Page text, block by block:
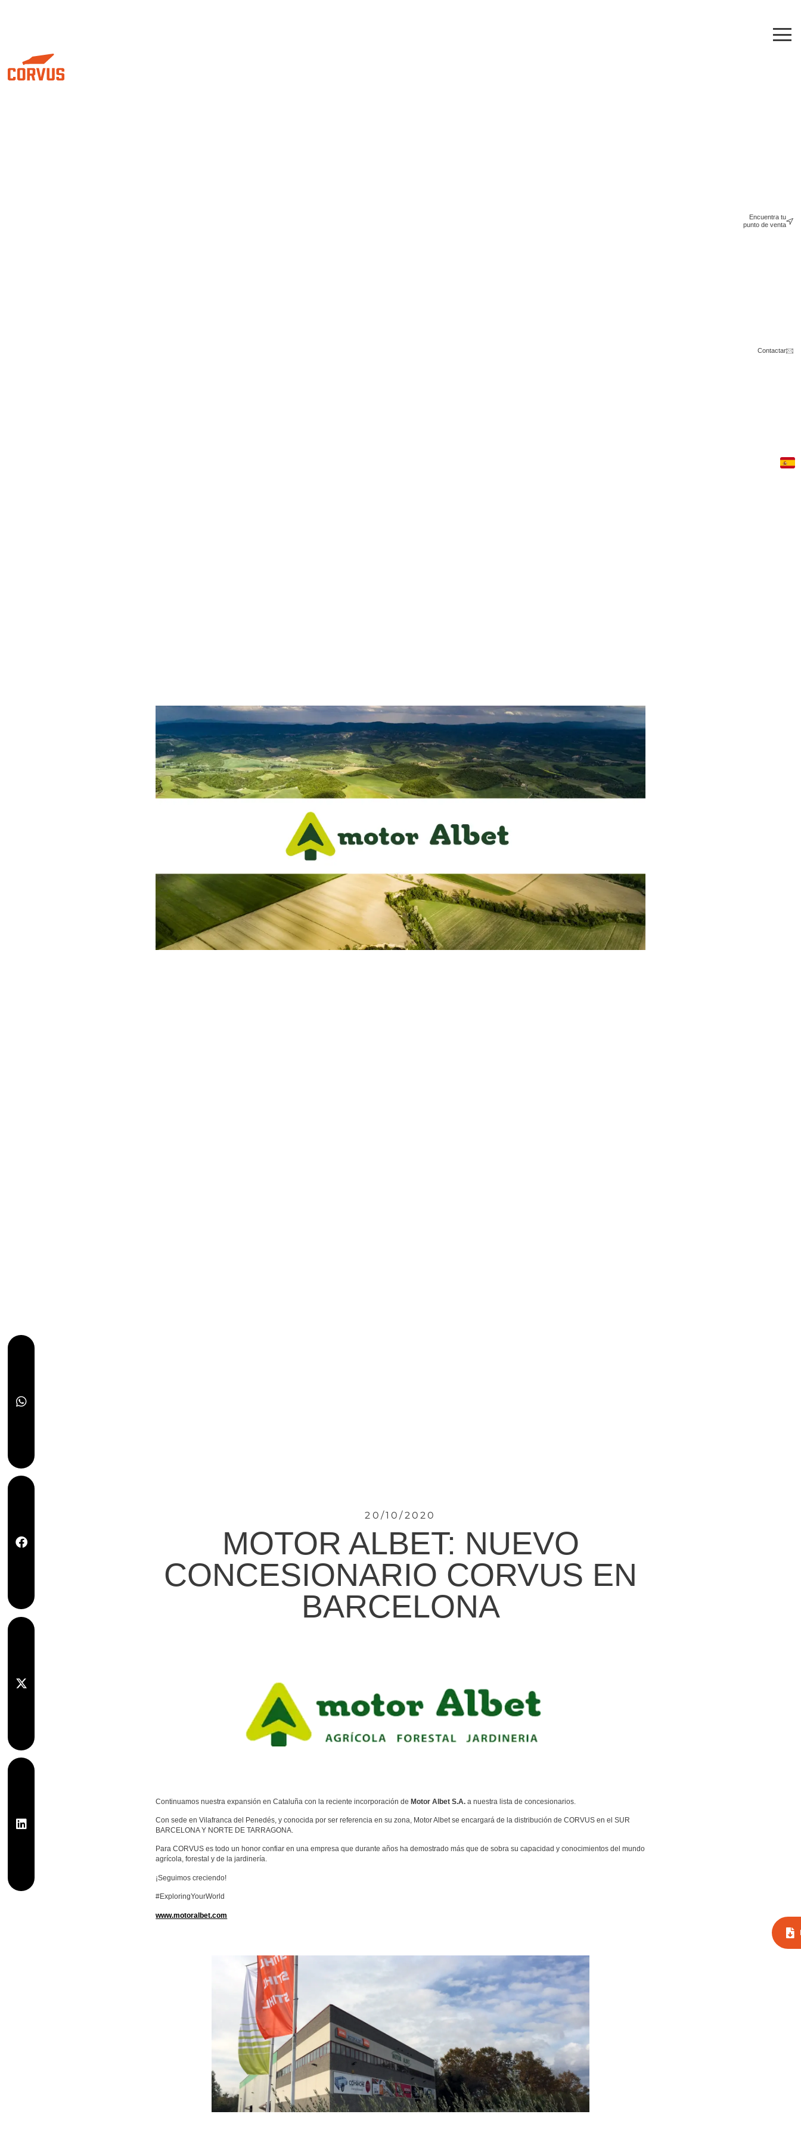
Encuentra tu
punto de venta
Contactar
20/10/2020
MOTOR ALBET: NUEVO
CONCESIONARIO CORVUS EN
BARCELONA
Continuamos nuestra expansión en Cataluña con la reciente incorporación deMotor Albet S.A. a nuestra lista de concesionarios.
Con sede en Vilafranca del Penedés, y conocida por ser referencia en su zona, Motor Albet se encargará de la distribución de CORVUS en el SUR
BARCELONA Y NORTE DE TARRAGONA.
Para CORVUS es todo un honor confiar en una empresa que durante años ha demostrado más que de sobra su capacidad y conocimientos del mundo
agrícola, forestal y de la jardinería.
¡Seguimos creciendo!
#ExploringYourWorld
www.motoralbet.com